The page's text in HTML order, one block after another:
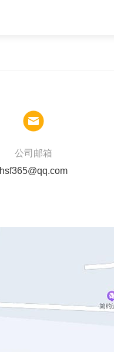
公司邮箱
hsf365@qq.com